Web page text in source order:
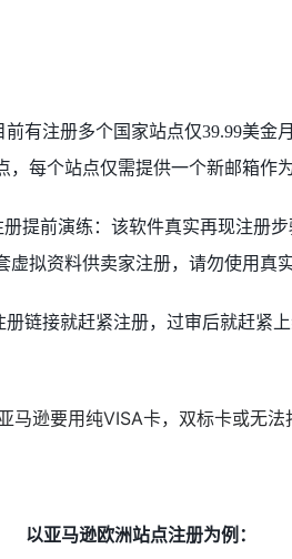
有注册多个国家站点仅39.99美金
，每个站点仅需提供一个新邮箱作
提前演练：该软件真实再现注册
拟资料供卖家注册，请勿使用真实
链接就赶紧注册，过审后就赶紧
以亚马逊欧洲站点注册为例：